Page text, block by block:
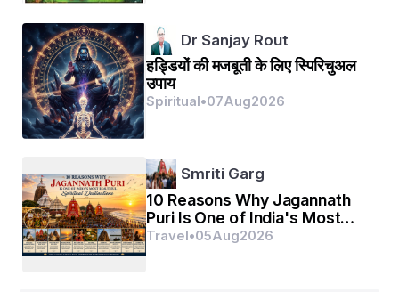
ଉଦ୍ଧତସଙ୍କୋଚନମମ୍ବୁଜଲୋଚନମଘମୋଚନମମରାଲିନ
ତମ୍ ।
ନିଖିଲାଧିକଗୌରବମୁଜ୍ଜ୍ଵଲସୌରଭମତିଗୌରଭପଶୁପୀଷୁ
ରତଂ
ବଲ୍ଲଭରୁଚିଦୁର୍ଲଭସବିଲାସଗତମ୍ ॥ ୩॥
ଭୁଜମୂର୍ଧ୍ନି ବିଶଙ୍କଟମଧିଗତଶଙ୍କଟନତକଙ୍କଟମଟବୀଷୁ
Dr Sanjay Rout
हड्डियों की मजबूती के लिए स्पिरिचुअल
उपाय
Spiritual •07Aug2026
Smriti Garg
10 Reasons Why Jagannath
Puri Is One of India's Most
Beautiful Spiritual
Travel•05Aug2026